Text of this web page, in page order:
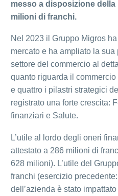
messo a disposizione
milioni di franchi.
Nel 2023 il Gruppo Migros
mercato e ha ampliato la
settore del commercio al
quanto riguarda il
e quattro i pilastri strategici
registrato una forte crescita:
finanziari e Salute.
L’utile al lordo degli oneri
attestato a 286 milioni di
628 milioni). L’utile del
franchi (esercizio
dell’azienda è stato